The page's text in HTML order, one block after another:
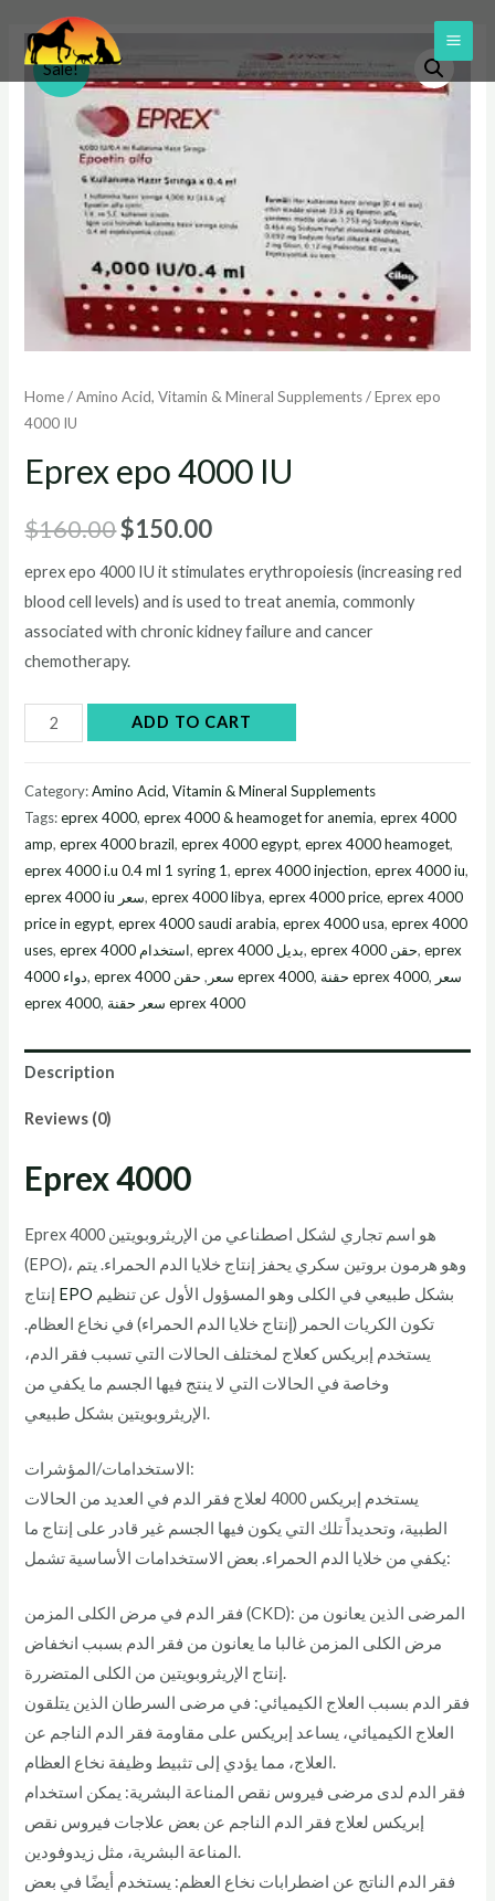
contentSale!
Home/Amino Acid, Vitamin & Mineral Supplements/ Eprex epo
4000 IU
Eprex epo 4000 IU
$160.00Original
price
was:
$160.00.
$150.00Current
price
is:
eprex epo 4000 IU it stimulates erythropoiesis (increasing red
blood cell levels) and is used to treat anemia, commonly
associated with chronic kidney failure and cancer
chemotherapy.
Eprex
epo
ADD TO CART
Category:Amino Acid, Vitamin & Mineral Supplements
Tags:eprex 4000​,eprex 4000 & heamoget for anemia​,eprex 4000
amp​,eprex 4000 brazil,eprex 4000 egypt,eprex 4000 heamoget​,
eprex 4000 i.u 0.4 ml 1 syring 1​,eprex 4000 injection​,eprex 4000 iu​,
eprex 4000 iu سعر​,eprex 4000 libya,eprex 4000 price​,eprex 4000
price in egypt​,eprex 4000 saudi arabia,eprex 4000 usa,eprex 4000
uses​, eprex 4000 استخدام​, eprex 4000 بديل​, eprex 4000 حقن​,eprex
4000 دواء​, eprex 4000 سعر​ , حقن eprex 4000​, حقنة eprex 4000​, سعر
eprex 4000​, سعر حقنة eprex 4000​
Description
Reviews (0)
Eprex 4000
Eprex 4000 هو اسم تجاري لشكل اصطناعي من الإريثروبويتين
(EPO)، وهو هرمون بروتين سكري يحفز إنتاج خلايا الدم الحمراء. يتم
إنتاج EPO
تكون الكريات الحمر (إنتاج خلايا الدم الحمراء) في نخاع العظام.
يستخدم إبريكس كعلاج لمختلف الحالات التي تسبب فقر الدم،
وخاصة في الحالات التي لا ينتج فيها الجسم ما يكفي من
الإريثروبويتين بشكل طبيعي.
الاستخدامات/المؤشرات:
يستخدم إبريكس 4000 لعلاج فقر الدم في العديد من الحالات
الطبية، وتحديداً تلك التي يكون فيها الجسم غير قادر على إنتاج ما
يكفي من خلايا الدم الحمراء. بعض الاستخدامات الأساسية تشمل:
فقر الدم في مرض الكلى المزمن (CKD): المرضى الذين يعانون من
مرض الكلى المزمن غالبا ما يعانون من فقر الدم بسبب انخفاض
إنتاج الإريثروبويتين من الكلى المتضررة.
فقر الدم بسبب العلاج الكيميائي: في مرضى السرطان الذين يتلقون
العلاج الكيميائي، يساعد إبريكس على مقاومة فقر الدم الناجم عن
العلاج، مما يؤدي إلى تثبيط وظيفة نخاع العظام.
فقر الدم لدى مرضى فيروس نقص المناعة البشرية: يمكن استخدام
إبريكس لعلاج فقر الدم الناجم عن بعض علاجات فيروس نقص
المناعة البشرية، مثل زيدوفودين.
فقر الدم الناتج عن اضطرابات نخاع العظم: يستخدم أيضًا في بعض